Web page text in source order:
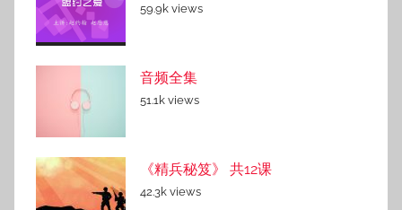
59.9k views
音频全集
51.1k views
《精兵秘笈》 共12课
42.3k views